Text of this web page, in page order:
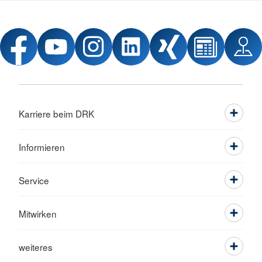
Karriere beim DRK
Informieren
Service
Mitwirken
weiteres